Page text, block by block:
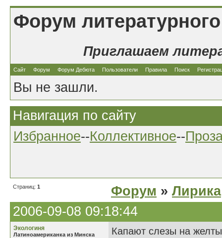
Форум
Приглашаем
Сайт Форум Форум Дебюта Пользователи Правила Поиск
Вы не зашли.
Навигация по сайту
Избранное--Коллективное--
Страниц: 1 Форум » Лирика
2006-09-08 09:18:44
Экологиня
Латиноамериканка из Минска
Капают слезы на